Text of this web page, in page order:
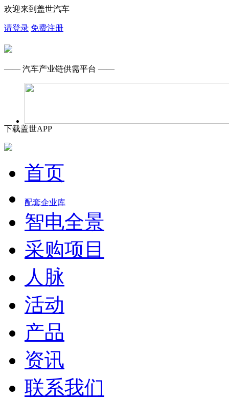
欢迎来到盖世汽车
请登录 免费注册
—— 汽车产业链供需平台 ——
下载盖世APP
首页
配套企业库
智电全景
采购项目
人脉
活动
产品
资讯
联系我们